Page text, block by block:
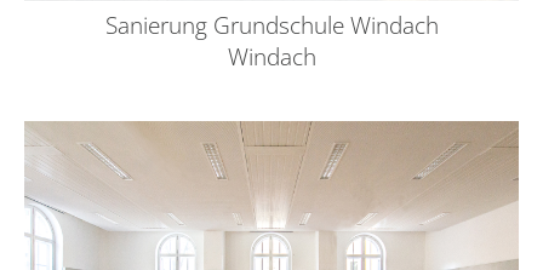
Sanierung Grundschule Windach
Windach